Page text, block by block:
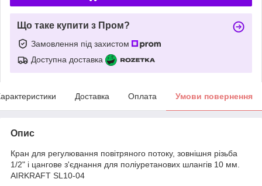
Що таке купити з Пром?
Замовлення під захистом
Доступна доставка
Доставка Оплата Умови повернення
Опис
Кран для регулювання повітряного потоку, зовнішня різьба
1/2" і цангове з'єднання для поліуретанових шлангів 10 мм.
AIRKRAFT SL10-04